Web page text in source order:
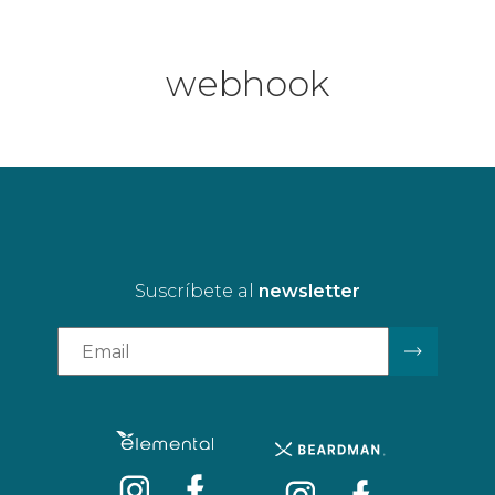
webhook
Suscríbete al newsletter